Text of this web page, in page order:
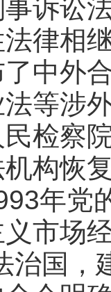
诉讼
律相
中外
等涉
检察
构恢
年党
市场
治国，